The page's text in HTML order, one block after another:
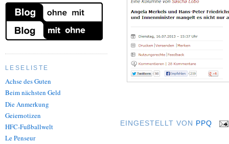
LESELISTE
Achse des Guten
Beim nächsten Geld
Die Anmerkung
Geiernotizen
HFC-Fußballwelt
Le Penseur
EINGESTELLT VON PPQ